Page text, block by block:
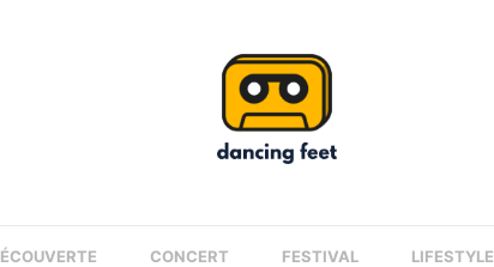
CONCERT FESTIVAL LIFESTYLE